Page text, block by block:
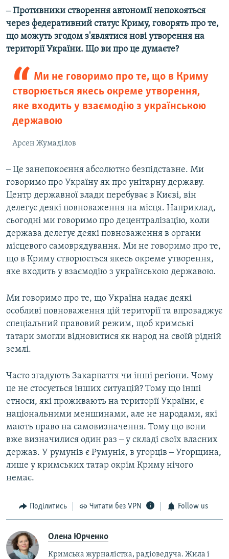
‒ Противники створення автономії непокояться
через федеративний статус Криму, говорять про те,
що можуть згодом з'являтися нові утворення на
території України. Що ви про це думаєте?
Ми не говоримо про те, що в Криму
створюється якесь окреме утворення,
яке входить у взаємодію з українською
державою
Арсен Жумаділов
‒ Це занепокоєння абсолютно безпідставне. Ми
говоримо про Україну як про унітарну державу.
Центр державної влади перебуває в Києві, він
делегує деякі повноваження на місця. Наприклад,
сьогодні ми говоримо про децентралізацію, коли
держава делегує деякі повноваження в органи
місцевого самоврядування. Ми не говоримо про те,
що в Криму створюється якесь окреме утворення,
яке входить у взаємодію з українською державою.
Ми говоримо про те, що Україна надає деякі
особливі повноваження цій території та впроваджує
спеціальний правовий режим, щоб кримські
татари змогли відновитися як народ на своїй рідній
землі.
Часто згадують Закарпаття чи інші регіони. Чому
це не стосується інших ситуацій? Тому що інші
етноси, які проживають на території України, є
національними меншинами, але не народами, які
мають право на самовизначення. Тому що вони
вже визначилися один раз ‒ у складі своїх власних
держав. У румунів є Румунія, в угорців ‒ Угорщина,
лише у кримських татар окрім Криму нічого
немає.
Поділитись Читати без VPN Follow us
Олена Юрченко
Кримська журналістка, радіоведуча. Жила і